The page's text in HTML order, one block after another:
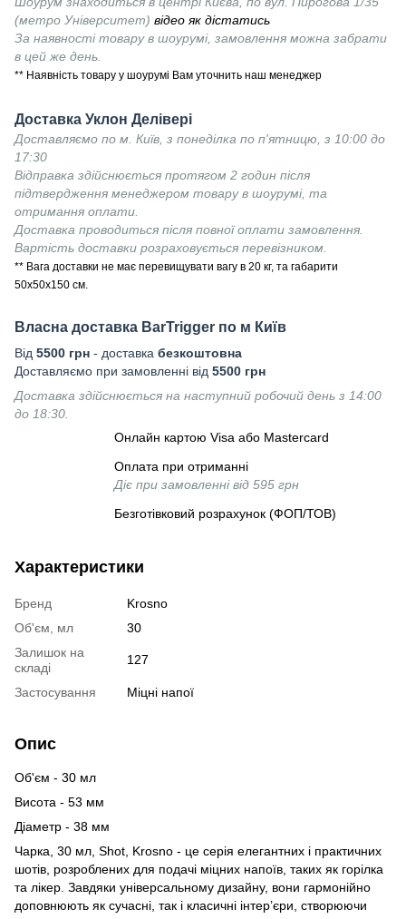
(метро Університет) відео як дістатись
За наявності товару в шоурумі, замовлення можна забрати
в цей же день.
** Наявність товару у шоурумі Вам уточнить наш менеджер
Доставка Уклон Делівері
Доставляємо по м. Київ, з понеділка по п'ятницю, з 10:00 до
17:30
Відправка здійснюється протягом 2 годин після
підтвердження менеджером товару в шоурумі, та
отримання оплати.
Доставка проводиться після повної оплати замовлення.
Вартість доставки розраховується перевізником.
** Вага доставки не має перевищувати вагу в 20 кг, та габарити
50х50х150 см.
Власна доставка BarTrigger по м Київ
Від 5500 грн - доставка безкоштовна
Доставляємо при замовленні від 5500 грн
Доставка здійснюється на наступний робочий день з 14:00
до 18:30.
Онлайн картою Visa або Mastercard
Оплата при отриманні
Діє при замовленні від 595 грн
Безготівковий розрахунок (ФОП/ТОВ)
Характеристики
Бренд
Krosno
Об'єм, мл
30
Залишок на
складі
127
Застосування Міцні напої
Опис
Об'єм - 30 мл
Висота - 53 мм
Діаметр - 38 мм
Чарка, 30 мл, Shot, Krosno - це серія елегантних і практичних
шотів, розроблених для подачі міцних напоїв, таких як горілка
та лікер. Завдяки універсальному дизайну, вони гармонійно
доповнюють як сучасні, так і класичні інтер’єри, створюючи